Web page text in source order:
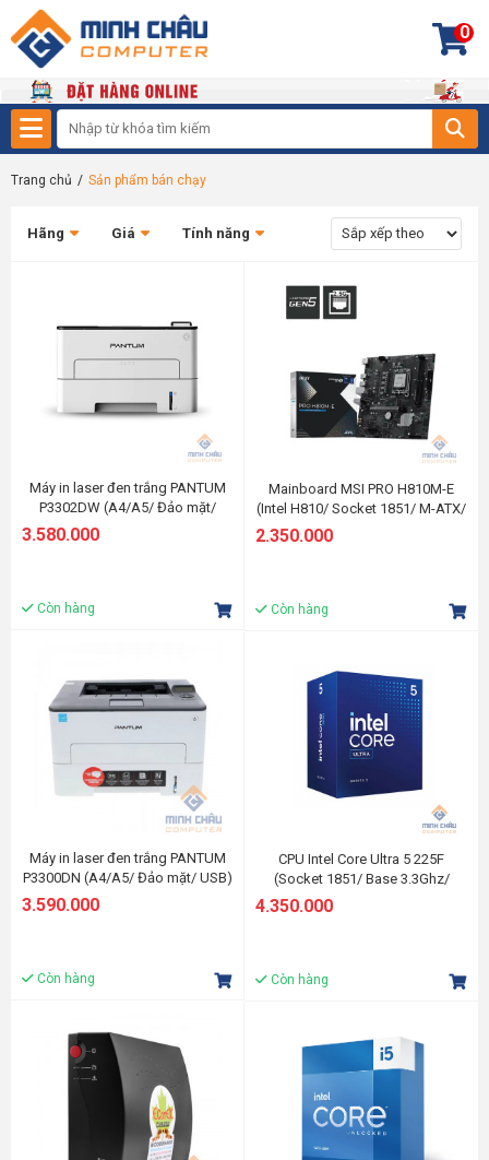
0
Trang chủ / Sản phẩm bán chạy
Hãng Giá Tính năng
Máy in laser đen trắng PANTUM
P3302DW (A4/A5/ Đảo mặt/
USB/ LAN/ WIFI)
3.580.000
Còn hàng
Mainboard MSI PRO H810M-E
(Intel H810/ Socket 1851/ M-ATX/
2 khe ram)
2.350.000
Còn hàng
Máy in laser đen trắng PANTUM
P3300DN (A4/A5/ Đảo mặt/ USB)
3.590.000
Còn hàng
CPU Intel Core Ultra 5 225F
(Socket 1851/ Base 3.3Ghz/
Turbo 4.9GHz/ 10 Cores/ 10
4.350.000
Còn hàng